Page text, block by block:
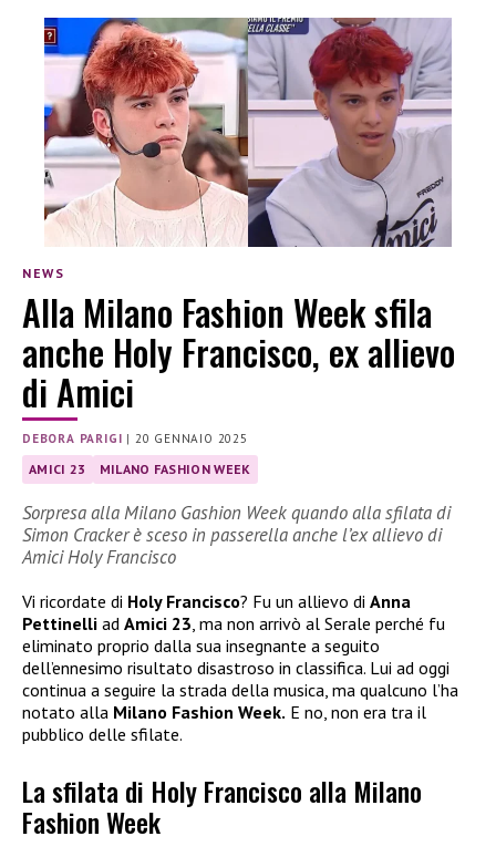
NEWS
Alla Milano Fashion Week sfila
anche Holy Francisco, ex allievo
di Amici
DEBORA PARIGI | 20 GENNAIO 2025
AMICI 23 MILANO FASHION WEEK
Sorpresa alla Milano Gashion Week quando alla sfilata di
Simon Cracker è sceso in passerella anche l’ex allievo di
Amici Holy Francisco
Vi ricordate di Holy Francisco? Fu un allievo di Anna
Pettinelli ad Amici 23, ma non arrivò al Serale perché fu
eliminato proprio dalla sua insegnante a seguito
dell’ennesimo risultato disastroso in classifica. Lui ad oggi
continua a seguire la strada della musica, ma qualcuno l’ha
notato alla Milano Fashion Week. E no, non era tra il
pubblico delle sfilate.
La sfilata di Holy Francisco alla Milano
Fashion Week